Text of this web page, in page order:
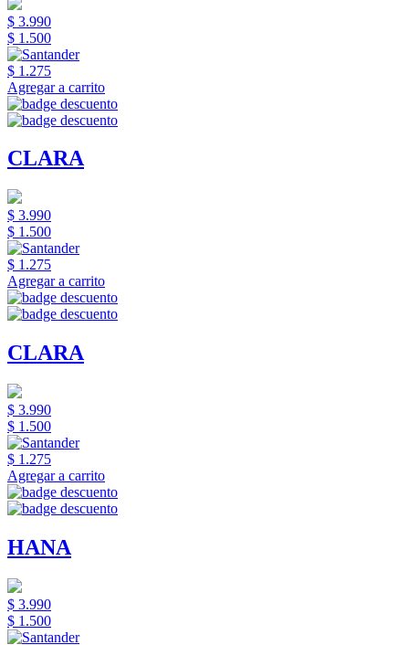
$ 3.990
$ 1.500
$ 1.275
Agregar a carrito
CLARA
$ 3.990
$ 1.500
$ 1.275
Agregar a carrito
CLARA
$ 3.990
$ 1.500
$ 1.275
Agregar a carrito
HANA
$ 3.990
$ 1.500